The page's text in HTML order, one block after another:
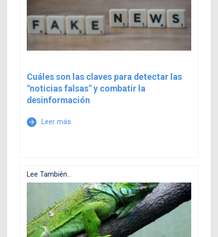
Cuáles son las claves para detectar las
"noticias falsas" y combatir la
desinformación
arrow_forward Leer más
Lee También...